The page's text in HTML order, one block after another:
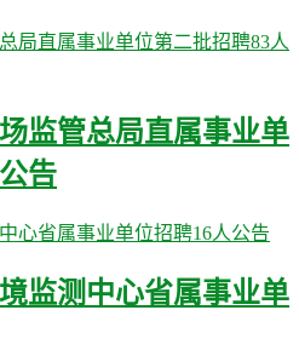
监管总局直属事业单
告
监测中心省属事业单